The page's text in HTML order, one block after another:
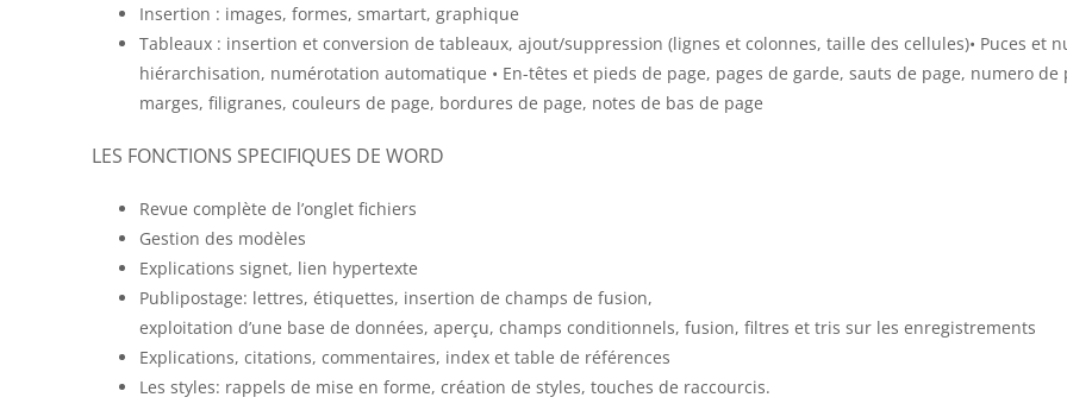
Insertion : images, formes, smartart, graphique
Tableaux : insertion et conversion de tableaux, ajout/suppression (lignes et colonnes, taille des cellules)• Puces et
hiérarchisation, numérotation automatique • En-têtes et pieds de page, pages de garde, sauts de page, numero de
marges, filigranes, couleurs de page, bordures de page, notes de bas de page
LES FONCTIONS SPECIFIQUES DE WORD
Revue complète de l’onglet fichiers
Gestion des modèles
Explications signet, lien hypertexte
Publipostage: lettres, étiquettes, insertion de champs de fusion,
exploitation d’une base de données, aperçu, champs conditionnels, fusion, filtres et tris sur les enregistrements
Explications, citations, commentaires, index et table de références
Les styles: rappels de mise en forme, création de styles, touches de raccourcis.